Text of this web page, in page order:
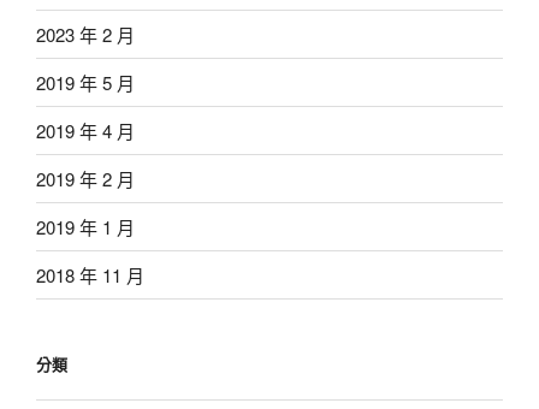
2023 年 2 月
2019 年 5 月
2019 年 4 月
2019 年 2 月
2019 年 1 月
2018 年 11 月
分類